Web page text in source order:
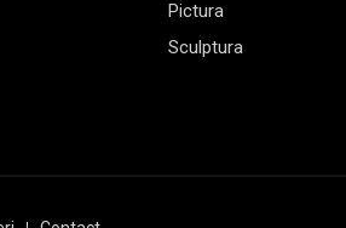
Pictura
Sculptura